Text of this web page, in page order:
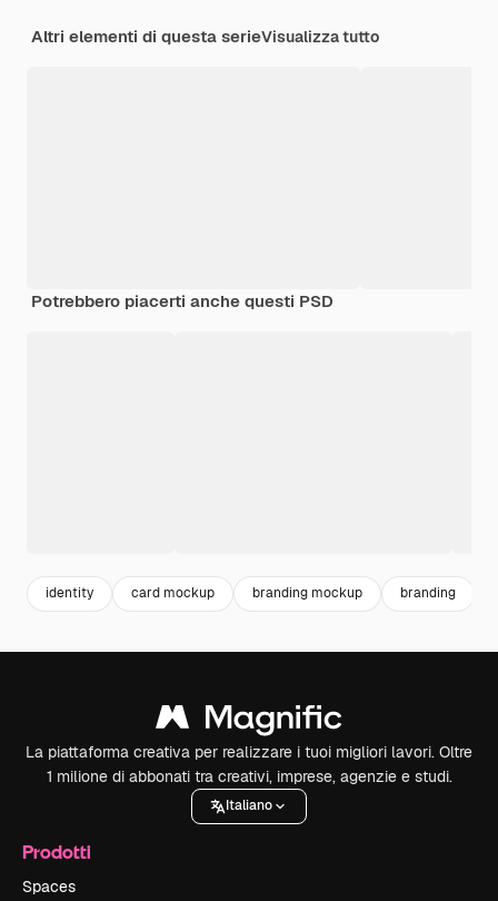
Altri elementi di questa serieVisualizza tutto
Potrebbero piacerti anche questi PSD
identity card mockup branding mockup branding
La piattaforma creativa per realizzare i tuoi migliori lavori. Oltre
1 milione di abbonati tra creativi, imprese, agenzie e studi.
Italiano
Prodotti
Spaces